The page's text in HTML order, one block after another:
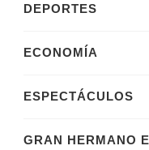
DEPORTES
ECONOMÍA
ESPECTÁCULOS
GRAN HERMANO